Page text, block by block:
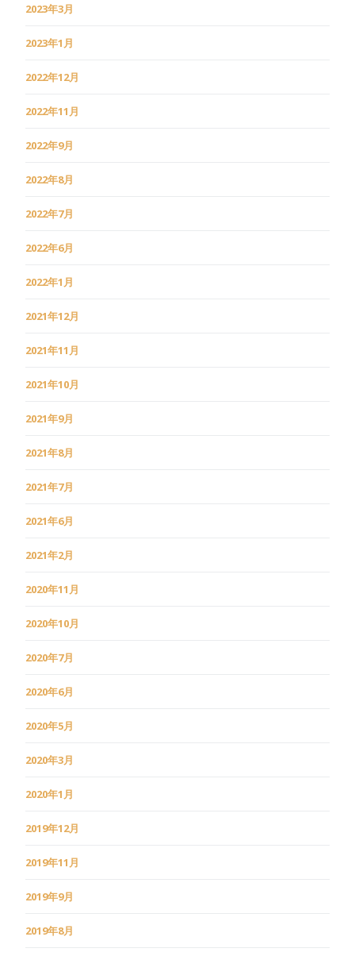
2023年3月
2023年1月
2022年12月
2022年11月
2022年9月
2022年8月
2022年7月
2022年6月
2022年1月
2021年12月
2021年11月
2021年10月
2021年9月
2021年8月
2021年7月
2021年6月
2021年2月
2020年11月
2020年10月
2020年7月
2020年6月
2020年5月
2020年3月
2020年1月
2019年12月
2019年11月
2019年9月
2019年8月